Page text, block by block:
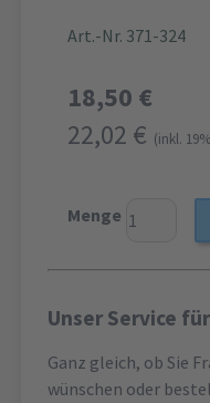
Art.-Nr. 371-324
18,50 €
22,02 € (inkl.
Menge
Unser Service
Ganz gleich, ob Sie
wünschen oder